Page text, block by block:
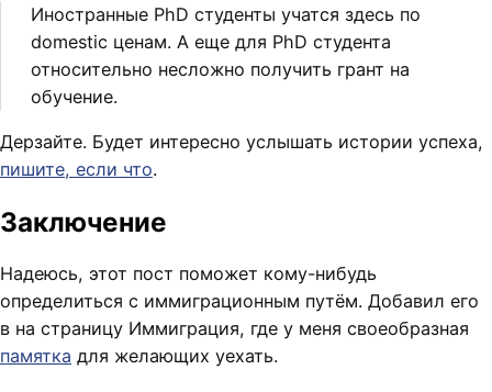
Иностранные PhD студенты учатся здесь по
domestic ценам. А еще для PhD студента
относительно несложно получить грант на
обучение.
Дерзайте. Будет интересно услышать истории успеха,
пишите, если что.
Заключение
Надеюсь, этот пост поможет кому-нибудь
определиться с иммиграционным путём. Добавил его
в на страницу Иммиграция, где у меня своеобразная
памятка для желающих уехать.